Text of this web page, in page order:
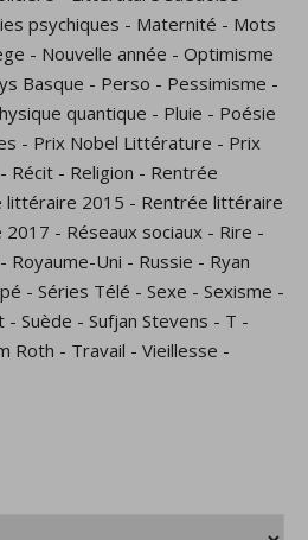
psychiques - Maternité - Mots
- Nouvelle année - Optimisme
Basque - Perso - Pessimisme -
quantique - Pluie - Poésie
- Prix Nobel Littérature - Prix
- Récit - Religion - Rentrée
littéraire 2015 - Rentrée littéraire
2017 - Réseaux sociaux - Rire -
- Royaume-Uni - Russie - Ryan
- Séries Télé - Sexe - Sexisme -
- Suède - Sufjan Stevens - T -
Roth - Travail - Vieillesse -